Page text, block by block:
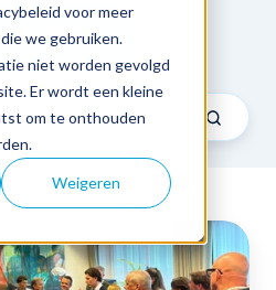
voor meer
we gebruiken.
niet worden gevolgd
Er wordt een kleine
om te onthouden
Weigeren
talks